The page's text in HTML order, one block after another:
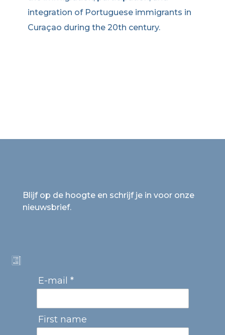
integration of Portuguese immigrants in
Curaçao during the 20th century.
Blijf op de hoogte en schrijf je in voor onze
nieuwsbrief.
E-mail *
First name